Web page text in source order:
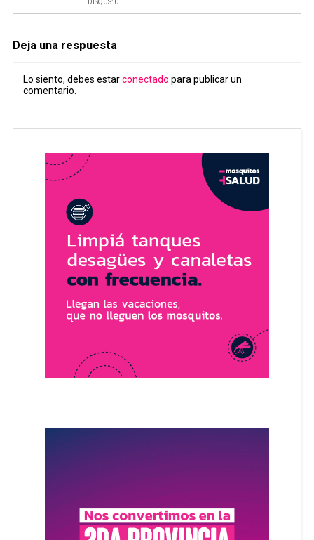
DISQUS: 0
Deja una respuesta
Lo siento, debes estarconectado para publicar un
comentario.